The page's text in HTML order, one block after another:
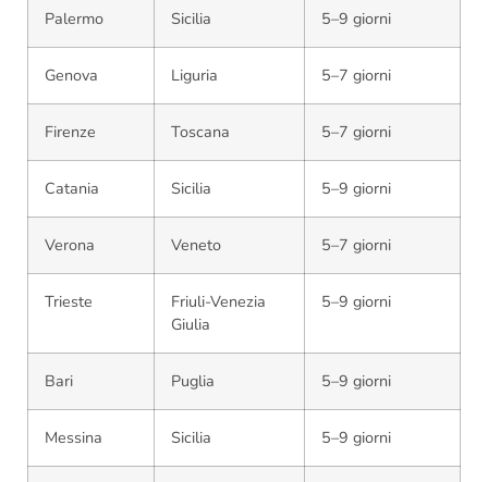
Palermo Sicilia 5–9 giorni
Genova Liguria 5–7 giorni
Firenze Toscana 5–7 giorni
Catania Sicilia 5–9 giorni
Verona Veneto 5–7 giorni
Trieste
Friuli-Venezia
Giulia
5–9 giorni
Bari Puglia 5–9 giorni
Messina Sicilia 5–9 giorni